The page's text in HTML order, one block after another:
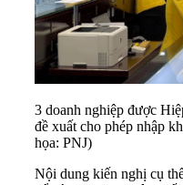
3 doanh nghiệp được
đề xuất cho phép nhập
họa: PNJ)
Nội dung kiến nghị cụ